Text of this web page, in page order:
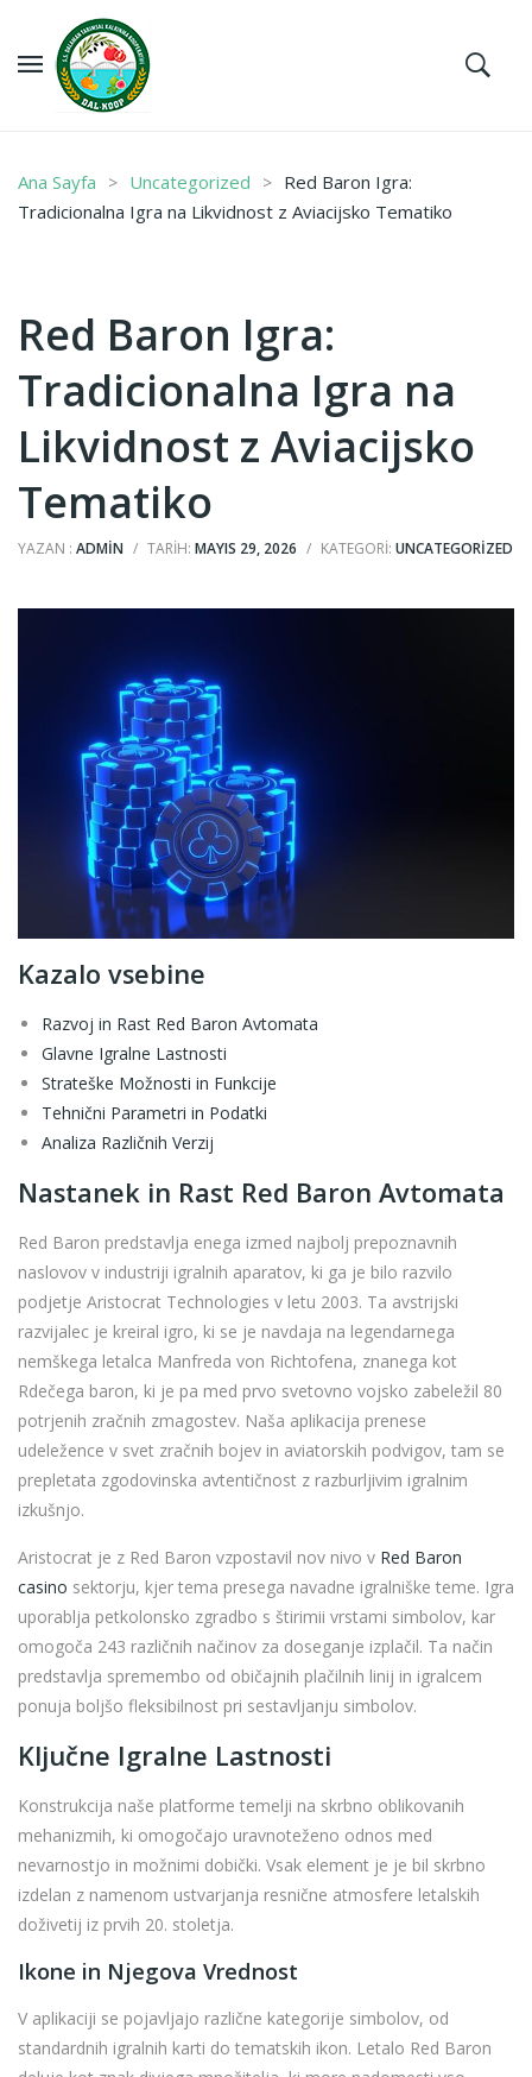
Ana Sayfa Uncategorized
Red Baron Igra:
Tradicionalna Igra na Likvidnost z Aviacijsko Tematiko
Red Baron Igra:
Tradicionalna Igra na
Likvidnost z Aviacijsko
Tematiko
YAZAN : ADMIN / TARIH: MAYIS 29, 2026 / KATEGORI: UNCATEGORIZED
Kazalo vsebine
Razvoj in Rast Red Baron Avtomata
Glavne Igralne Lastnosti
Strateške Možnosti in Funkcije
Tehnični Parametri in Podatki
Analiza Različnih Verzij
Nastanek in Rast Red Baron Avtomata
Red Baron predstavlja enega izmed najbolj prepoznavnih
naslovov v industriji igralnih aparatov, ki ga je bilo razvilo
podjetje Aristocrat Technologies v letu 2003. Ta avstrijski
razvijalec je kreiral igro, ki se je navdaja na legendarnega
nemškega letalca Manfreda von Richtofena, znanega kot
Rdečega baron, ki je pa med prvo svetovno vojsko zabeležil 80
potrjenih zračnih zmagostev. Naša aplikacija prenese
udeležence v svet zračnih bojev in aviatorskih podvigov, tam se
prepletata zgodovinska avtentičnost z razburljivim igralnim
izkušnjo.
Aristocrat je z Red Baron vzpostavil nov nivo v Red Baron
casino sektorju, kjer tema presega navadne igralniške teme. Igra
uporablja petkolonsko zgradbo s štirimii vrstami simbolov, kar
omogoča 243 različnih načinov za doseganje izplačil. Ta način
predstavlja spremembo od običajnih plačilnih linij in igralcem
ponuja boljšo fleksibilnost pri sestavljanju simbolov.
Ključne Igralne Lastnosti
Konstrukcija naše platforme temelji na skrbno oblikovanih
mehanizmih, ki omogočajo uravnoteženo odnos med
nevarnostjo in možnimi dobički. Vsak element je je bil skrbno
izdelan z namenom ustvarjanja resnične atmosfere letalskih
doživetij iz prvih 20. stoletja.
Ikone in Njegova Vrednost
V aplikaciji se pojavljajo različne kategorije simbolov, od
standardnih igralnih karti do tematskih ikon. Letalo Red Baron